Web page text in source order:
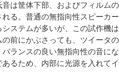
は筐体下部、およびフィルムの
る。普通の無指向性スピーカー
ステムが多いが、この試作機は
前にかぶさっても、ツイータの
ランスの良い無指向性の音にな
るため、内部に光源を入れてイ